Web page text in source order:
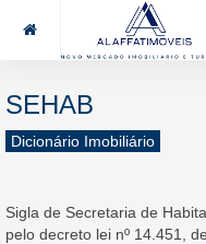
85 99969.7464
SEHAB
Dicionário Imobiliário
Sigla de Secretaria de
pelo decreto lei nº 14.451,